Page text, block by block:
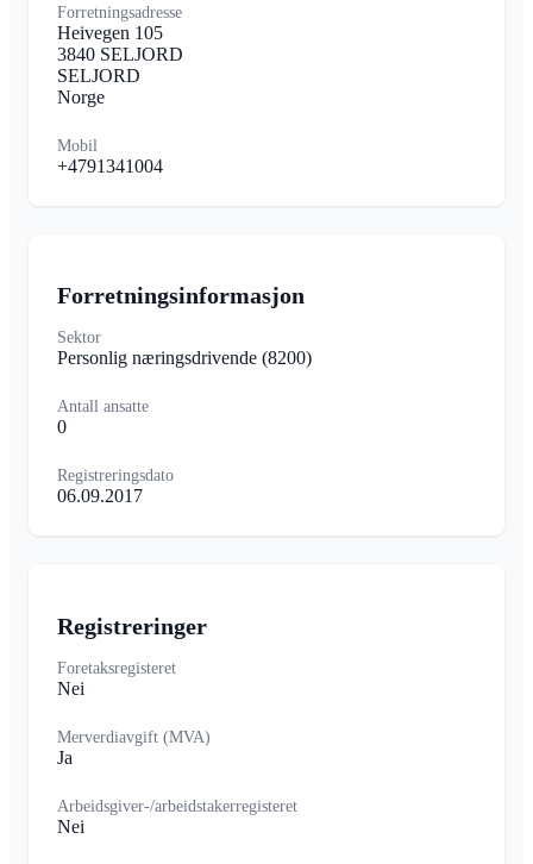
Forretningsadresse
Heivegen 105
3840 SELJORD
SELJORD
Norge
Mobil
+4791341004
Forretningsinformasjon
Sektor
Personlig næringsdrivende (8200)
Antall ansatte
0
Registreringsdato
06.09.2017
Registreringer
Foretaksregisteret
Nei
Merverdiavgift (MVA)
Ja
Arbeidsgiver-/arbeidstakerregisteret
Nei